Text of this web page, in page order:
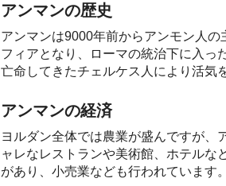
アンマンの歴史
アンマンは9000年前からアンモン人
フィアとなり、ローマの統治下に入っ
亡命してきたチェルケス人により活気
アンマンの経済
ヨルダン全体では農業が盛んですが、
ャレなレストランや美術館、ホテルな
があり、小売業なども行われています。